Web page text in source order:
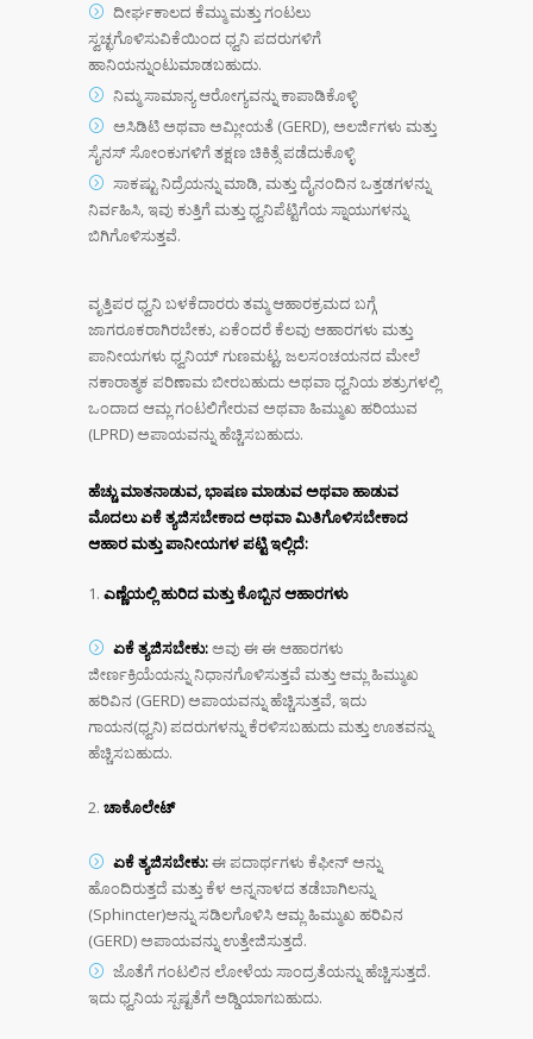
ದೀರ್ಘಕಾಲದ ಕೆಮ್ಮು ಮತ್ತು ಗಂಟಲು
ಸ್ವಚ್ಛಗೊಳಿಸುವಿಕೆಯಿಂದ ಧ್ವನಿ ಪದರುಗಳಿಗೆ
ಹಾನಿಯನ್ನುಂಟುಮಾಡಬಹುದು.
ನಿಮ್ಮ ಸಾಮಾನ್ಯ ಆರೋಗ್ಯವನ್ನು ಕಾಪಾಡಿಕೊಳ್ಳಿ
ಅಸಿಡಿಟಿ ಅಥವಾ ಅಮ್ಲೀಯತೆ (GERD), ಅಲರ್ಜಿಗಳು ಮತ್ತು
ಸೈನಸ್ ಸೋಂಕುಗಳಿಗೆ ತಕ್ಷಣ ಚಿಕಿತ್ಸೆ ಪಡೆದುಕೊಳ್ಳಿ
ಸಾಕಷ್ಟು ನಿದ್ರೆಯನ್ನು ಮಾಡಿ, ಮತ್ತು ದೈನಂದಿನ ಒತ್ತಡಗಳನ್ನು
ನಿರ್ವಹಿಸಿ, ಇವು ಕುತ್ತಿಗೆ ಮತ್ತು ಧ್ವನಿಪೆಟ್ಟಿಗೆಯ ಸ್ನಾಯುಗಳನ್ನು
ಬಿಗಿಗೊಳಿಸುತ್ತವೆ.
ವೃತ್ತಿಪರ ಧ್ವನಿ ಬಳಕೆದಾರರು ತಮ್ಮ ಆಹಾರಕ್ರಮದ ಬಗ್ಗೆ
ಜಾಗರೂಕರಾಗಿರಬೇಕು, ಏಕೆಂದರೆ ಕೆಲವು ಆಹಾರಗಳು ಮತ್ತು
ಪಾನೀಯಗಳು ಧ್ವನಿಯ್ ಗುಣಮಟ್ಟ, ಜಲಸಂಚಯನದ ಮೇಲೆ
ನಕಾರಾತ್ಮಕ ಪರಿಣಾಮ ಬೀರಬಹುದು ಅಥವಾ ಧ್ವನಿಯ ಶತ್ರುಗಳಲ್ಲಿ
ಒಂದಾದ ಆಮ್ಲ ಗಂಟಲಿಗೇರುವ ಅಥವಾ ಹಿಮ್ಮುಖ ಹರಿಯುವ
(LPRD) ಅಪಾಯವನ್ನು ಹೆಚ್ಚಿಸಬಹುದು.
ಹೆಚ್ಚು ಮಾತನಾಡುವ, ಭಾಷಣ ಮಾಡುವ ಅಥವಾ ಹಾಡುವ
ಮೊದಲುಏಕೆ ತ್ಯಜಿಸಬೇಕಾದ ಅಥವಾ ಮಿತಿಗೊಳಿಸಬೇಕಾದ
ಆಹಾರ ಮತ್ತು ಪಾನೀಯಗಳ ಪಟ್ಟಿ ಇಲ್ಲಿದೆ:
ಎಣ್ಣೆಯಲ್ಲಿ ಹುರಿದ ಮತ್ತು ಕೊಬ್ಬಿನ ಆಹಾರಗಳು
ಏಕೆ ತ್ಯಜಿಸಬೇಕು:ಅವು ಈ ಈ ಆಹಾರಗಳು
ಜೀರ್ಣಕ್ರಿಯೆಯನ್ನು ನಿಧಾನಗೊಳಿಸುತ್ತವೆ ಮತ್ತು ಆಮ್ಲ ಹಿಮ್ಮುಖ
ಹರಿವಿನ (GERD) ಅಪಾಯವನ್ನು ಹೆಚ್ಚಿಸುತ್ತವೆ, ಇದು
ಗಾಯನ(ಧ್ವನಿ) ಪದರುಗಳನ್ನು ಕೆರಳಿಸಬಹುದು ಮತ್ತು ಊತವನ್ನು
ಹೆಚ್ಚಿಸಬಹುದು.
ಚಾಕೊಲೇಟ್
ಏಕೆ ತ್ಯಜಿಸಬೇಕು:ಈ ಪದಾರ್ಥಗಳು ಕೆಫೀನ್ ಅನ್ನು
ಹೊಂದಿರುತ್ತದೆ ಮತ್ತು ಕೆಳ ಅನ್ನನಾಳದ ತಡೆಬಾಗಿಲನ್ನು
(Sphincter)ಅನ್ನು ಸಡಿಲಗೊಳಿಸಿ ಆಮ್ಲ ಹಿಮ್ಮುಖ ಹರಿವಿನ
(GERD) ಅಪಾಯವನ್ನು ಉತ್ತೇಜಿಸುತ್ತದೆ.
ಜೊತೆಗೆ ಗಂಟಲಿನ ಲೋಳೆಯ ಸಾಂದ್ರತೆಯನ್ನು ಹೆಚ್ಚಿಸುತ್ತದೆ.
ಇದು ಧ್ವನಿಯ ಸ್ಪಷ್ಟತೆಗೆ ಅಡ್ಡಿಯಾಗಬಹುದು.